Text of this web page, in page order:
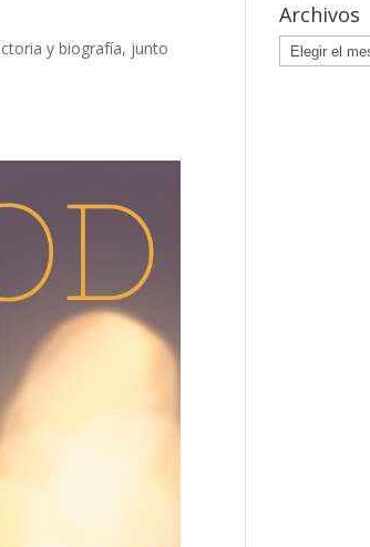
y biografía, junto
Archivos
Archivos